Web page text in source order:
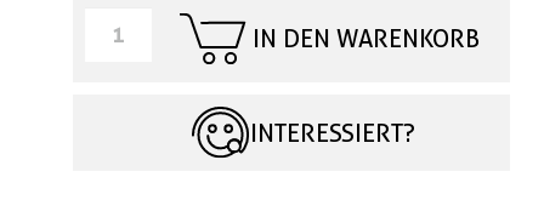
IN DEN WARENKORB
INTERESSIERT?